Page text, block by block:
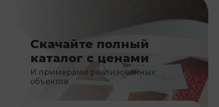
Скачайте полный
каталог с ценами
И примерами реализованных
объектов